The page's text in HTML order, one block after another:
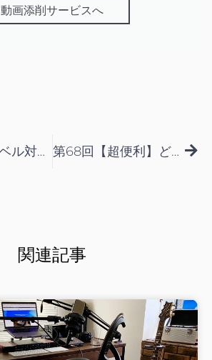
動画添削サービスへ
第67回【全レベル対象】隙間時間に取り組めるエクササイズをタイプ別に紹介します！ 第68回【超便利】どんなシーンでも使える万能コードトーンフレーズ
関連記事